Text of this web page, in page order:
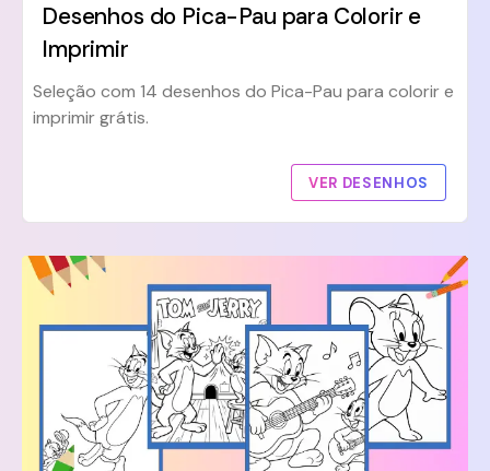
Desenhos do Pica-Pau para Colorir e
Imprimir
Seleção com 14 desenhos do Pica-Pau para colorir e
imprimir grátis.
VER DESENHOS